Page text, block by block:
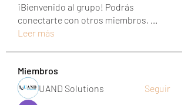
¡Bienvenido al grupo! Podrás
conectarte con otros miembros, ...
Leer más
Miembros
UAND Solutions
Seguir